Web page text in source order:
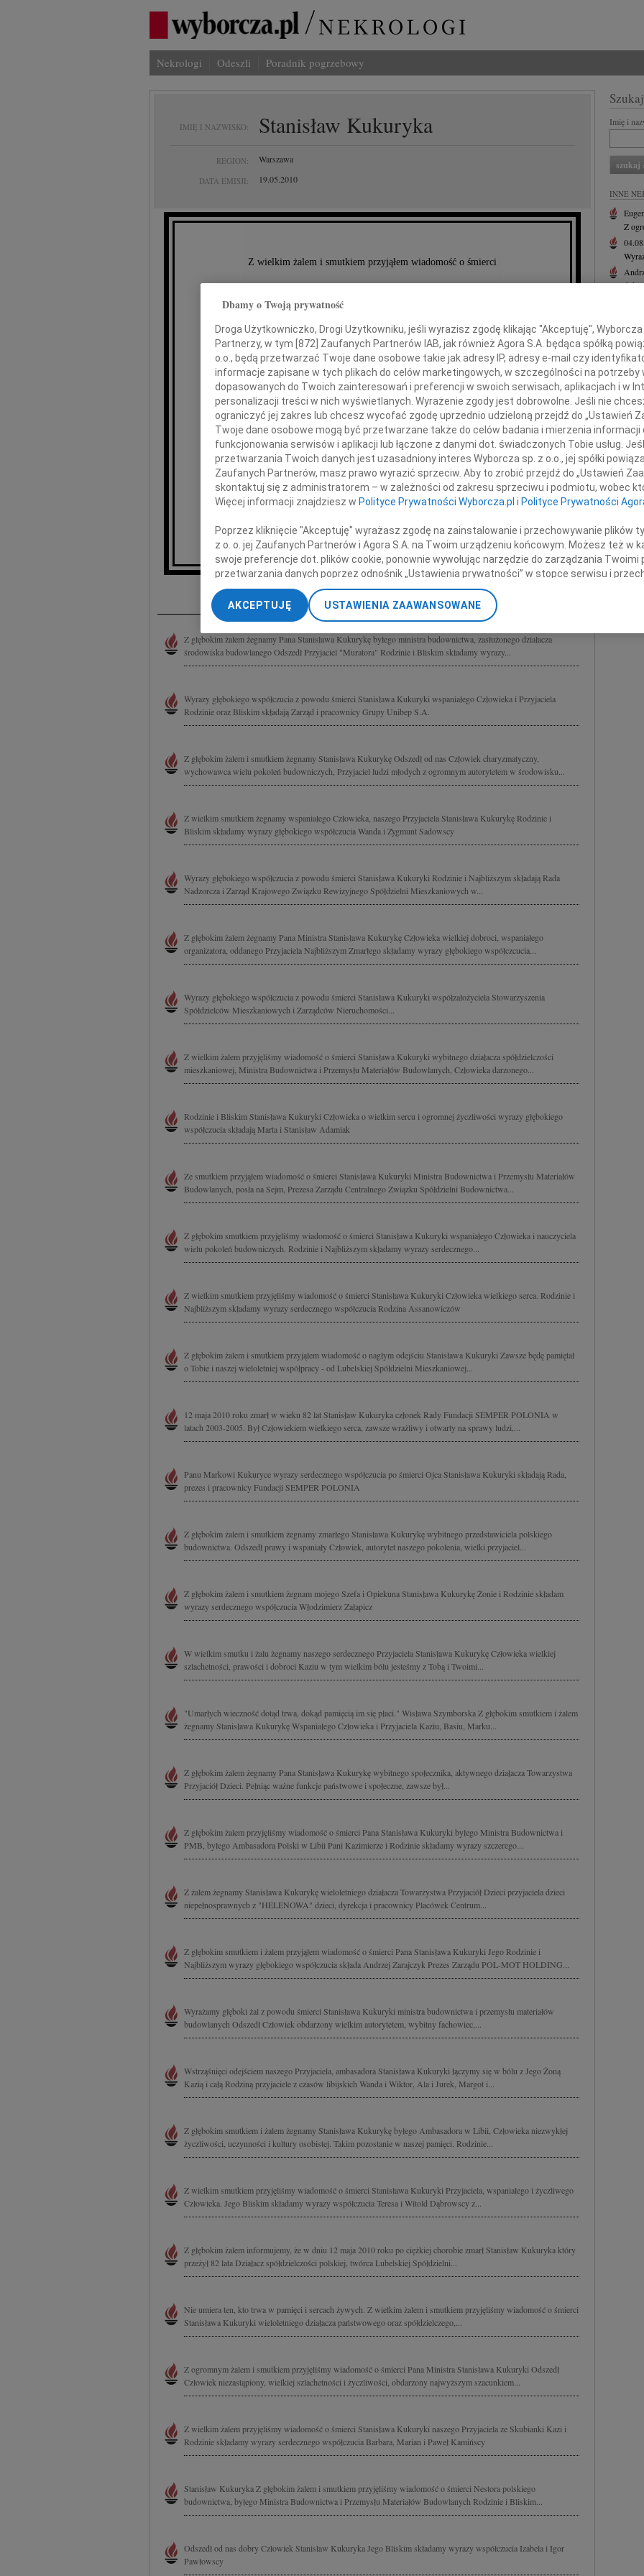
Nekrologi Odeszli Poradnik pogrzebowy
IMIĘ I NAZWISKO: Stanisław Kukuryka
REGION: Warszawa
DATA EMISJI: 19.05.2010
Z wielkim żalem i smutkiem przyjąłem wiadomość o śmierci
Stanisława Kukuryki
polskiego polityka i działacza gospodarczego wielce zasłużonego dla budownictwa
składam wyrazy szczerego współczucia
Rodzinie i Bliskim
Andrzej Arendarski
Prezes Krajowej Izby Gospodarczej
Inne kondolencje
Z głębokim żalem żegnamy Pana Stanisława Kukurykę byłego ministra budownictwa, zasłużonego działacza
środowiska budowlanego Odszedł Przyjaciel "Muratora" Rodzinie i Bliskim składamy wyrazy...
Wyrazy głębokiego współczucia z powodu śmierci Stanisława Kukuryki wspaniałego Człowieka i Przyjaciela
Rodzinie oraz Bliskim składają Zarząd i pracownicy Grupy Unibep S.A.
Z głębokim żalem i smutkiem żegnamy Stanisława Kukurykę Odszedł od nas Człowiek charyzmatyczny,
wychowawca wielu pokoleń budowniczych, Przyjaciel ludzi młodych z ogromnym autorytetem w środowisku...
Z wielkim smutkiem żegnamy wspaniałego Człowieka, naszego Przyjaciela Stanisława Kukurykę Rodzinie i
Bliskim składamy wyrazy głębokiego współczucia Wanda i Zygmunt Sadowscy
Wyrazy głębokiego współczucia z powodu śmierci Stanisława Kukuryki Rodzinie i Najbliższym składają Rada
Nadzorcza i Zarząd Krajowego Związku Rewizyjnego Spółdzielni Mieszkaniowych w...
Z głębokim żalem żegnamy Pana Ministra Stanisława Kukurykę Człowieka wielkiej dobroci, wspaniałego
organizatora, oddanego Przyjaciela Najbliższym Zmarłego składamy wyrazy głębokiego współczcucia...
Wyrazy głębokiego współczucia z powodu śmierci Stanisława Kukuryki współzałożyciela Stowarzyszenia
Spółdzielców Mieszkaniowych i Zarządców Nieruchomości...
Z wielkim żalem przyjęliśmy wiadomość o śmierci Stanisława Kukuryki wybitnego działacza spółdzielczości
mieszkaniowej, Ministra Budownictwa i Przemysłu Materiałów Budowlanych, Człowieka darzonego...
Rodzinie i Bliskim Stanisława Kukuryki Człowieka o wielkim sercu i ogromnej życzliwości wyrazy głębokiego
współczucia składają Marta i Stanisław Adamiak
Ze smutkiem przyjąłem wiadomość o śmierci Stanisława Kukuryki Ministra Budownictwa i Przemysłu Materiałów
Budowlanych, posła na Sejm, Prezesa Zarządu Centralnego Związku Spółdzielni Budownictwa...
Z głębokim smutkiem przyjęliśmy wiadomość o śmierci Stanisława Kukuryki wspaniałego Człowieka i nauczyciela
wielu pokoleń budowniczych. Rodzinie i Najbliższym składamy wyrazy serdecznego...
Z wielkim smutkiem przyjęliśmy wiadomość o śmierci Stanisława Kukuryki Człowieka wielkiego serca. Rodzinie i
Najbliższym składamy wyrazy serdecznego współczucia Rodzina Assanowiczów
Z głębokim żalem i smutkiem przyjąłem wiadomość o nagłym odejściu Stanisława Kukuryki Zawsze będę pamiętał
o Tobie i naszej wieloletniej współpracy - od Lubelskiej Spółdzielni Mieszkaniowej...
12 maja 2010 roku zmarł w wieku 82 lat Stanisław Kukuryka członek Rady Fundacji SEMPER POLONIA w
latach 2003-2005. Był Człowiekiem wielkiego serca, zawsze wrażliwy i otwarty na sprawy ludzi,...
Panu Markowi Kukuryce wyrazy serdecznego współczucia po śmierci Ojca Stanisława Kukuryki składają Rada,
prezes i pracownicy Fundacji SEMPER POLONIA
Z głębokim żalem i smutkiem żegnamy zmarłego Stanisława Kukurykę wybitnego przedstawiciela polskiego
budownictwa. Odszedł prawy i wspaniały Człowiek, autorytet naszego pokolenia, wielki przyjaciel...
Z głębokim żalem i smutkiem żegnam mojego Szefa i Opiekuna Stanisława Kukurykę Żonie i Rodzinie składam
wyrazy serdecznego współczucia Włodzimierz Załapicz
W wielkim smutku i żalu żegnamy naszego serdecznego Przyjaciela Stanisława Kukurykę Człowieka wielkiej
szlachetności, prawości i dobroci Kaziu w tym wielkim bólu jesteśmy z Tobą i Twoimi...
"Umarłych wieczność dotąd trwa, dokąd pamięcią im się płaci." Wisława Szymborska Z głębokim smutkiem i żalem
żegnamy Stanisława Kukurykę Wspaniałego Człowieka i Przyjaciela Kaziu, Basiu, Marku...
Z głębokim żalem żegnamy Pana Stanisława Kukurykę wybitnego społecznika, aktywnego działacza Towarzystwa
Przyjaciół Dzieci. Pełniąc ważne funkcje państwowe i społeczne, zawsze był...
Z głębokim żalem przyjęliśmy wiadomość o śmierci Pana Stanisława Kukuryki byłego Ministra Budownictwa i
PMB, byłego Ambasadora Polski w Libii Pani Kazimierze i Rodzinie składamy wyrazy szczerego...
Z żalem żegnamy Stanisława Kukurykę wieloletniego działacza Towarzystwa Przyjaciół Dzieci przyjaciela dzieci
niepełnosprawnych z "HELENOWA" dzieci, dyrekcja i pracownicy Placówek Centrum...
Z głębokim smutkiem i żalem przyjąłem wiadomość o śmierci Pana Stanisława Kukuryki Jego Rodzinie i
Najbliższym wyrazy głębokiego współczucia składa Andrzej Zarajczyk Prezes Zarządu POL-MOT HOLDING...
Wyrażamy głęboki żal z powodu śmierci Stanisława Kukuryki ministra budownictwa i przemysłu materiałów
budowlanych Odszedł Człowiek obdarzony wielkim autorytetem, wybitny fachowiec,...
Wstrząśnięci odejściem naszego Przyjaciela, ambasadora Stanisława Kukuryki łączymy się w bólu z Jego Żoną
Kazią i całą Rodziną przyjaciele z czasów libijskich Wanda i Wiktor, Ala i Jurek, Margot i...
Z głębokim smutkiem i żalem żegnamy Stanisława Kukurykę byłego Ambasadora w Libii, Człowieka niezwykłej
życzliwości, uczynności i kultury osobistej. Takim pozostanie w naszej pamięci. Rodzinie...
Z wielkim smutkiem przyjęliśmy wiadomość o śmierci Stanisława Kukuryki Przyjaciela, wspaniałego i życzliwego
Człowieka. Jego Bliskim składamy wyrazy współczucia Teresa i Witold Dąbrowscy z...
Z głębokim żalem informujemy, że w dniu 12 maja 2010 roku po ciężkiej chorobie zmarł Stanisław Kukuryka który
przeżył 82 lata Działacz spółdzielczości polskiej, twórca Lubelskiej Spółdzielni...
Nie umiera ten, kto trwa w pamięci i sercach żywych. Z wielkim żalem i smutkiem przyjęliśmy wiadomość o śmierci
Stanisława Kukuryki wieloletniego działacza państwowego oraz spółdzielczego,...
Z ogromnym żalem i smutkiem przyjęliśmy wiadomość o śmierci Pana Ministra Stanisława Kukuryki Odszedł
Człowiek niezastąpiony, wielkiej szlachetności i życzliwości, obdarzony najwyższym szacunkiem...
Z wielkim żalem przyjęliśmy wiadomość o śmierci Stanisława Kukuryki naszego Przyjaciela ze Skubianki Kazi i
Rodzinie składamy wyrazy serdecznego współczucia Barbara, Marian i Paweł Kamińscy
Stanisław Kukuryka Z głębokim żalem i smutkiem przyjęliśmy wiadomość o śmierci Nestora polskiego
budownictwa, byłego Ministra Budownictwa i Przemysłu Materiałów Budowlanych Rodzinie i Bliskim...
Odszedł od nas dobry Człowiek Stanisław Kukuryka Jego Bliskim składamy wyrazy współczucia Izabela i Igor
Pawłowscy
Imię i
INNE
Z
Panu
+
+
Dbamy o Twoją prywatność
Droga Użytkowniczko, Drogi Użytkowniku, jeśli wyrazisz zgodę klikając "Akceptuję",
Partnerzy, w tym [ 872 ] Zaufanych Partnerów IAB, jak również Agora S.A. będąca spółką
o.o., będą przetwarzać Twoje dane osobowe takie jak adresy IP, adresy e-mail czy
informacje zapisane w tych plikach do celów marketingowych, w szczególności na potrzeby
dopasowanych do Twoich zainteresowań i preferencji w swoich serwisach, aplikacjach i w
personalizacji treści w nich wyświetlanych. Wyrażenie zgody jest dobrowolne. Jeśli nie
ograniczyć jej zakres lub chcesz wycofać zgodę uprzednio udzieloną przejdź do „Ustawień
Twoje dane osobowe mogą być przetwarzane także do celów badania i mierzenia
funkcjonowania serwisów i aplikacji lub łączone z danymi dot. świadczonych Tobie usług.
przetwarzania Twoich danych jest uzasadniony interes Wyborcza sp. z o.o., jej spółki
Zaufanych Partnerów, masz prawo wyrazić sprzeciw. Aby to zrobić przejdź do „Ustawień
skontaktuj się z administratorem – w zależności od zakresu sprzeciwu i podmiotu, wobec
Więcej informacji znajdziesz w Polityce Prywatności Wyborcza.pl i Polityce Prywatności
Poprzez kliknięcie "Akceptuję" wyrażasz zgodę na zainstalowanie i przechowywanie plików
z o. o. jej Zaufanych Partnerów i Agora S.A. na Twoim urządzeniu końcowym. Możesz też w
swoje preferencje dot. plików cookie, ponownie wywołując narzędzie do zarządzania Twoimi
przetwarzania danych poprzez odnośnik „Ustawienia prywatności” w stopce serwisu i
„Ustawienia zaawansowane”. Zmiana ustawień plików cookie możliwa jest także za pomocą
My, nasi Zaufani Partnerzy i Agora S.A. możemy przetwarzać dane osobowe w
dokładnych danych geolokalizacyjnych. Aktywne skanowanie charakterystyki urządzenia do
Przechowywanie informacji na urządzeniu lub dostęp do nich. Spersonalizowane reklamy i
treści, badnie odbiorców i ulepszanie usług.
Lista Zaufanych Partnerów
USTAWIENIA ZAAWANSOWANE
AKCEPTUJĘ